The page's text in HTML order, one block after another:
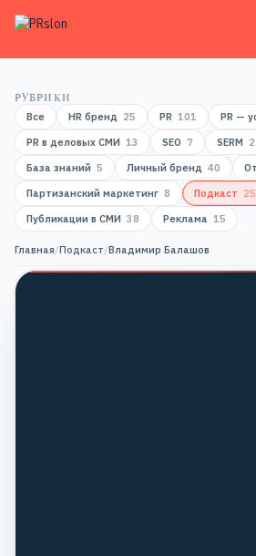
РУБРИКИ
Все
HR бренд 25 PR 101 PR —
PR в деловых СМИ 13 SEO 7 SERM
База знаний 5 Личный бренд 40
Партизанский маркетинг 8 Подкаст 25
Публикации в СМИ 38 Реклама 15
Главная/Подкаст/Владимир Балашов